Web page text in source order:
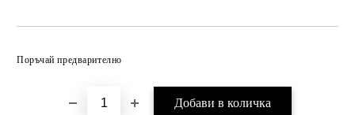
Поръчай предварително